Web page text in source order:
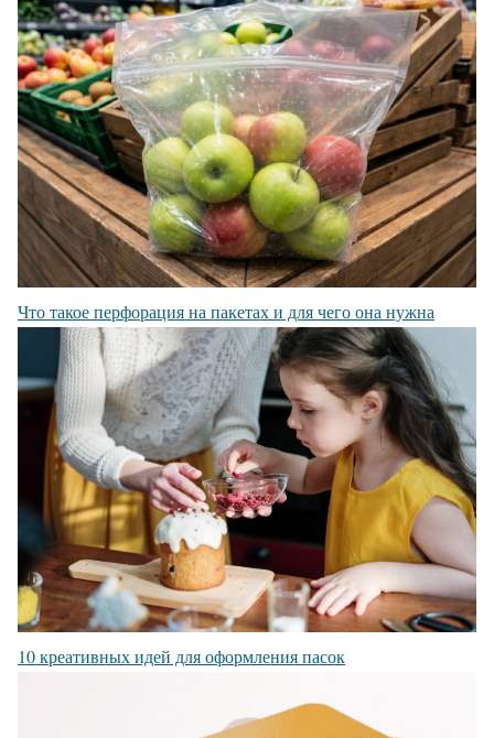
Что такое перфорация на пакетах и для чего она нужна
10 креативных идей для оформления пасок